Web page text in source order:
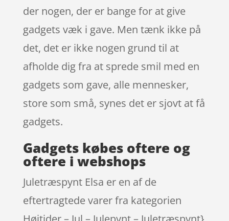
der nogen, der er bange for at give
gadgets væk i gave. Men tænk ikke på
det, det er ikke nogen grund til at
afholde dig fra at sprede smil med en
gadgets som gave, alle mennesker,
store som små, synes det er sjovt at få
gadgets.
Gadgets købes oftere og
oftere i webshops
Juletræspynt Elsa er en af de
eftertragtede varer fra kategorien